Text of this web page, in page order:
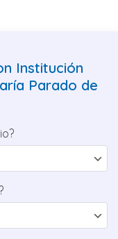
Institución
Parado de